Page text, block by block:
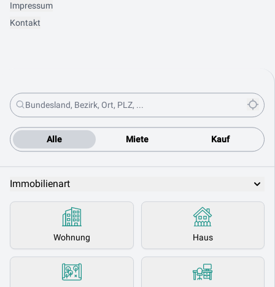
Alle Miete Kauf
Immobilienart
Wohnung Haus
Impressum
Kontakt